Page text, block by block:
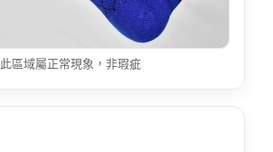
此區域屬正常現象，非瑕疵